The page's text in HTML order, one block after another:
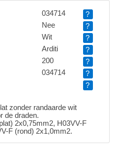
034714
?
Nee
?
Wit
?
Arditi
?
200
?
034714
?
?
zonder randaarde wit
de draden.
2x0,75mm2, H03VV-F
F (rond) 2x1,0mm2.